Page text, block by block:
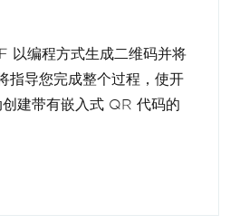
以编程方式生成二维码并将
指导您完成整个过程，使开
建带有嵌入式 QR 代码的